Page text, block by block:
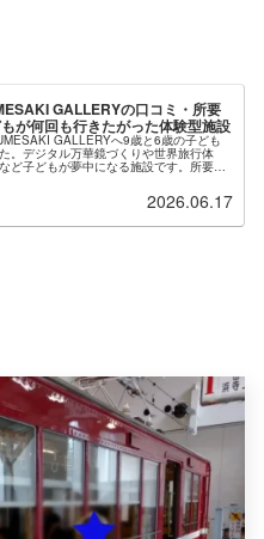
GALLERYの口コミ・所要
が何回も行きたがった体験型施設
GALLERYへ9歳と6歳の子ども
。デジタル万華鏡づくりや世界旅行体
ど子どもが夢中になる施設です。所要時
紹介します。
2026.06.17